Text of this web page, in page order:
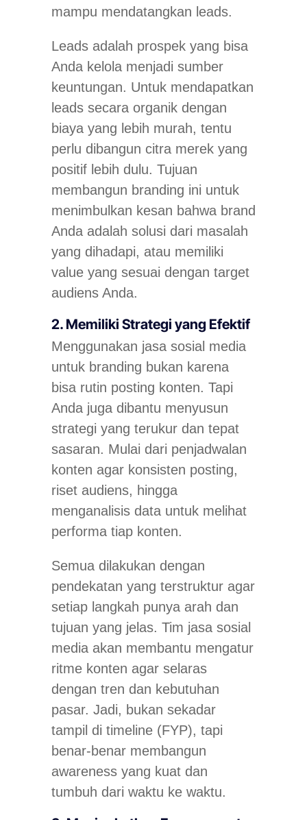
mampu mendatangkan leads.
Leads adalah prospek yang bisa
Anda kelola menjadi sumber
keuntungan. Untuk mendapatkan
leads secara organik dengan
biaya yang lebih murah, tentu
perlu dibangun citra merek yang
positif lebih dulu. Tujuan
membangun branding ini untuk
menimbulkan kesan bahwa brand
Anda adalah solusi dari masalah
yang dihadapi, atau memiliki
value yang sesuai dengan target
audiens Anda.
2. Memiliki Strategi yang Efektif
Menggunakan jasa sosial media
untuk branding bukan karena
bisa rutin posting konten. Tapi
Anda juga dibantu menyusun
strategi yang terukur dan tepat
sasaran. Mulai dari penjadwalan
konten agar konsisten posting,
riset audiens, hingga
menganalisis data untuk melihat
performa tiap konten.
Semua dilakukan dengan
pendekatan yang terstruktur agar
setiap langkah punya arah dan
tujuan yang jelas. Tim jasa sosial
media akan membantu mengatur
ritme konten agar selaras
dengan tren dan kebutuhan
pasar. Jadi, bukan sekadar
tampil di timeline (FYP), tapi
benar-benar membangun
awareness yang kuat dan
tumbuh dari waktu ke waktu.